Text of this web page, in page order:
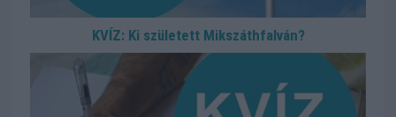
KVÍZ: Ki született Mikszáthfalván?